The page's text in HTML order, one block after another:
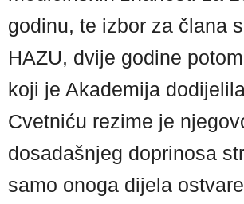
godinu, te izbor za člana
HAZU, dvije godine
koji je Akademija
Cvetniću rezime je
dosadašnjeg doprinosa
samo onoga dijela